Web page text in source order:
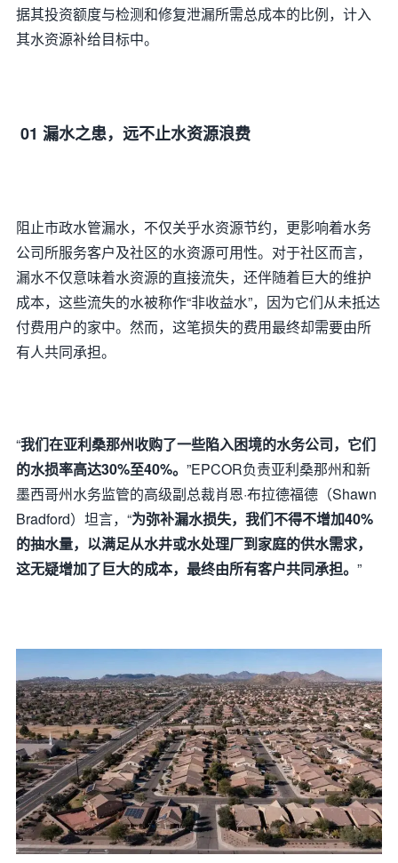
据其投资额度与检测和修复泄漏所需总成本的比例，计入
其水资源补给目标中。
01 漏水之患，远不止水资源浪费
阻止市政水管漏水，不仅关乎水资源节约，更影响着水务
公司所服务客户及社区的水资源可用性。对于社区而言，
漏水不仅意味着水资源的直接流失，还伴随着巨大的维护
成本，这些流失的水被称作“非收益水”，因为它们从未抵达
付费用户的家中。然而，这笔损失的费用最终却需要由所
有人共同承担。
“我们在亚利桑那州收购了一些陷入困境的水务公司，它们
的水损率高达30%至40%。 ”EPCOR负责亚利桑那州和新
墨西哥州水务监管的高级副总裁肖恩·布拉德福德（Shawn
Bradford）坦言，“为弥补漏水损失，我们不得不增加40%
的抽水量，以满足从水井或水处理厂到家庭的供水需求，
这无疑增加了巨大的成本，最终由所有客户共同承担。 ”